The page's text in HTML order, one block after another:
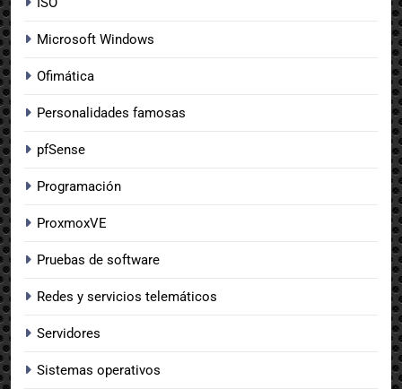
Microsoft Windows
Ofimática
Personalidades famosas
pfSense
Programación
ProxmoxVE
Pruebas de software
Redes y servicios telemáticos
Servidores
Sistemas operativos